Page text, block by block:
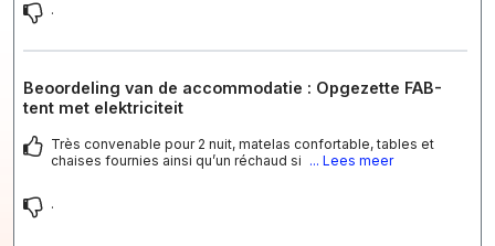
.
Beoordeling van de accommodatie : Opgezette FAB-
tent met elektriciteit
Très convenable pour 2 nuit, matelas confortable, tables et
chaises fournies ainsi qu’un réchaud si ... Lees meer
.